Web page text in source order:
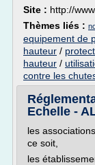
Site : http://
Thèmes liés :
equipement de
hauteur /
hauteur /
contre les
Echelle -
les
ce soit,
les